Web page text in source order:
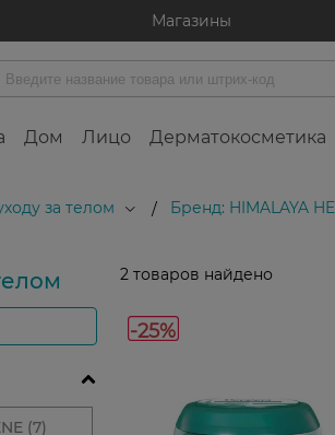
Магазины
Дом Лицо Дерматокосметика
за телом / Бренд: HIMALAYA
2 товаров найдено
-25%